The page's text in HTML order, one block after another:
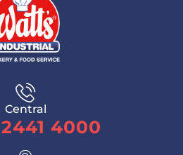
Central
4000